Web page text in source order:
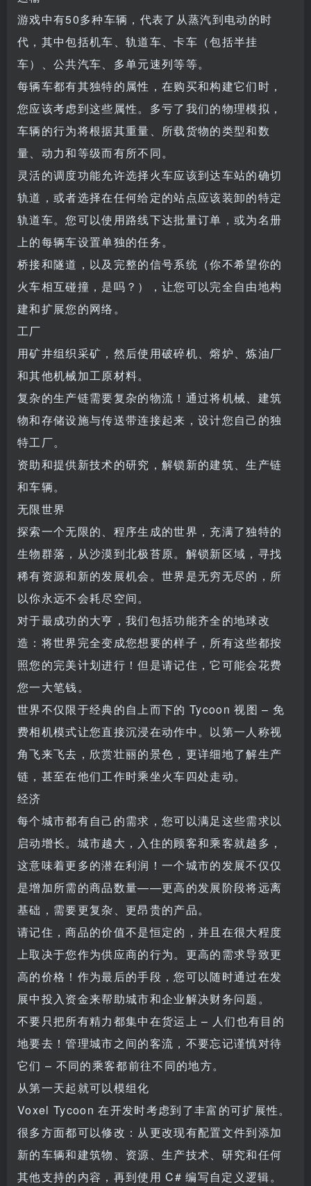
游戏中有50多种车辆，代表了从蒸汽到电动的时
代，其中包括机车、轨道车、卡车（包括半挂
车）、公共汽车、多单元速列等等。
每辆车都有其独特的属性，在购买和构建它们时，
您应该考虑到这些属性。多亏了我们的物理模拟，
车辆的行为将根据其重量、所载货物的类型和数
量、动力和等级而有所不同。
灵活的调度功能允许选择火车应该到达车站的确切
轨道，或者选择在任何给定的站点应该装卸的特定
轨道车。您可以使用路线下达批量订单，或为名册
上的每辆车设置单独的任务。
桥接和隧道，以及完整的信号系统（你不希望你的
火车相互碰撞，是吗？），让您可以完全自由地构
建和扩展您的网络。
工厂
用矿井组织采矿，然后使用破碎机、熔炉、炼油厂
和其他机械加工原材料。
复杂的生产链需要复杂的物流！通过将机械、建筑
物和存储设施与传送带连接起来，设计您自己的独
特工厂。
资助和提供新技术的研究，解锁新的建筑、生产链
和车辆。
无限世界
探索一个无限的、程序生成的世界，充满了独特的
生物群落，从沙漠到北极苔原。解锁新区域，寻找
稀有资源和新的发展机会。世界是无穷无尽的，所
以你永远不会耗尽空间。
对于最成功的大亨，我们包括功能齐全的地球改
造：将世界完全变成您想要的样子，所有这些都按
照您的完美计划进行！但是请记住，它可能会花费
您一大笔钱。
世界不仅限于经典的自上而下的 Tycoon 视图 – 免
费相机模式让您直接沉浸在动作中。以第一人称视
角飞来飞去，欣赏壮丽的景色，更详细地了解生产
链，甚至在他们工作时乘坐火车四处走动。
经济
每个城市都有自己的需求，您可以满足这些需求以
启动增长。城市越大，入住的顾客和乘客就越多，
这意味着更多的潜在利润！一个城市的发展不仅仅
是增加所需的商品数量——更高的发展阶段将远离
基础，需要更复杂、更昂贵的产品。
请记住，商品的价值不是恒定的，并且在很大程度
上取决于您作为供应商的行为。更高的需求导致更
高的价格！作为最后的手段，您可以随时通过在发
展中投入资金来帮助城市和企业解决财务问题。
不要只把所有精力都集中在货运上 – 人们也有目的
地要去！管理城市之间的客流，不要忘记谨慎对待
它们 – 不同的乘客都前往不同的地方。
从第一天起就可以模组化
Voxel Tycoon 在开发时考虑到了丰富的可扩展性。
很多方面都可以修改：从更改现有配置文件到添加
新的车辆和建筑物、资源、生产技术、研究和任何
其他支持的内容，再到使用 C# 编写自定义逻辑。